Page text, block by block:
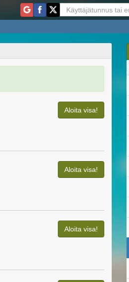
Aloita visa!
Aloita visa!
Aloita visa!